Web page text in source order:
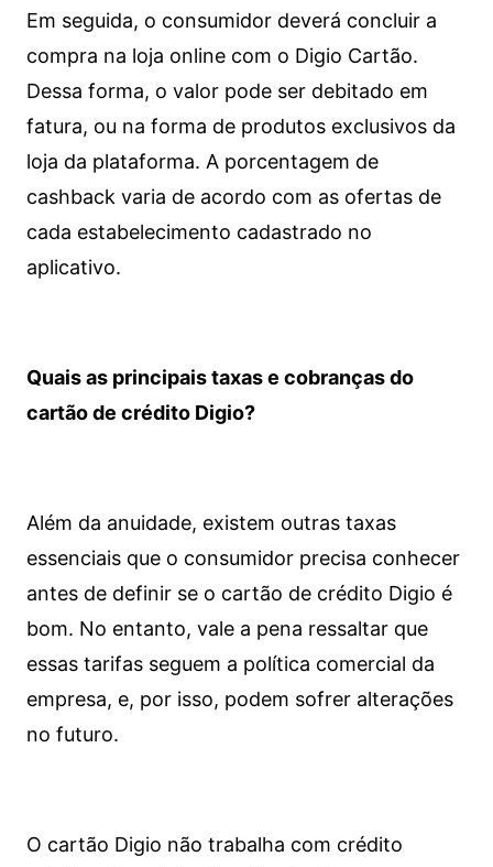
Em seguida, o consumidor deverá concluir a
compra na loja online com o Digio Cartão.
Dessa forma, o valor pode ser debitado em
fatura, ou na forma de produtos exclusivos da
loja da plataforma. A porcentagem de
cashback varia de acordo com as ofertas de
cada estabelecimento cadastrado no
aplicativo.
Quais as principais taxas e cobranças do
cartão de crédito Digio?
Além da anuidade, existem outras taxas
essenciais que o consumidor precisa conhecer
antes de definir se o cartão de crédito Digio é
bom. No entanto, vale a pena ressaltar que
essas tarifas seguem a política comercial da
empresa, e, por isso, podem sofrer alterações
no futuro.
O cartão Digio não trabalha com crédito